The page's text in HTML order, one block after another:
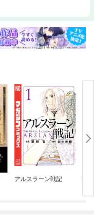
アルスラーン戦記 龍